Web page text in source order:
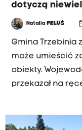
dotyczą
Natalia FELUŚ
Gmina Trzebinia
może umieścić
obiekty.
przekazał na
ziemi za 1